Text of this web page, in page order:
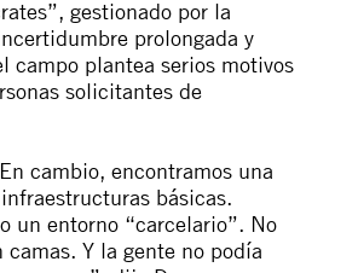
gestionado por la
prolongada y
campo plantea serios motivos
solicitantes de
cambio, encontramos una
básicas.
un entorno “carcelario”. No
Y la gente no podía